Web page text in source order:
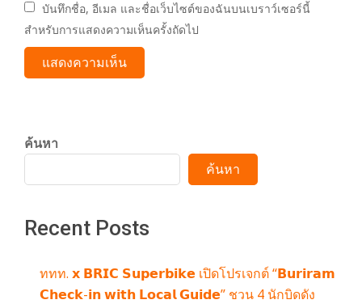
บันทึกชื่อ, อีเมล และชื่อเว็บไซต์ของฉันบนเบราว์เซอร์นี้
สำหรับการแสดงความเห็นครั้งถัดไป
ค้นหา
ค้นหา
Recent Posts
ททท. 𝘅 𝗕𝗥𝗜𝗖 𝗦𝘂𝗽𝗲𝗿𝗯𝗶𝗸𝗲 เปิดโปรเจกต์ “𝗕𝘂𝗿𝗶𝗿𝗮𝗺
𝗖𝗵𝗲𝗰𝗸-𝗶𝗻 𝘄𝗶𝘁𝗵 𝗟𝗼𝗰𝗮𝗹 𝗚𝘂𝗶𝗱𝗲” ชวน 4 นักบิดดัง